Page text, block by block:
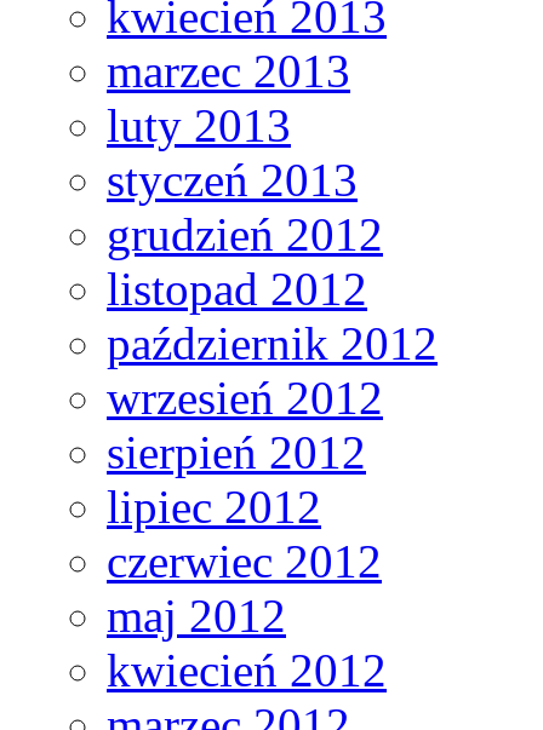
kwiecień 2013
marzec 2013
luty 2013
styczeń 2013
grudzień 2012
listopad 2012
październik 2012
wrzesień 2012
sierpień 2012
lipiec 2012
czerwiec 2012
maj 2012
kwiecień 2012